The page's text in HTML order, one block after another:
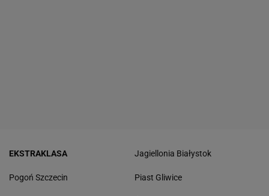
EKSTRAKLASA
Pogoń Szczecin
Jagiellonia Białystok
Piast Gliwice